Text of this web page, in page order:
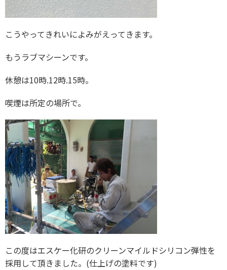
こうやってきれいによみがえってきます。
もうラブマシーンです。
休憩は10時.12時.15時。
喫煙は所定の場所で。
この度はエスケー化研のクリーンマイルドシリコン弾性を
採用して頂きました。(仕上げの塗料です)